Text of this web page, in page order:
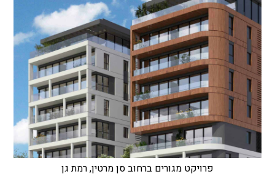
פרויקט מגורים ברחוב סן מרטין, רמת גן